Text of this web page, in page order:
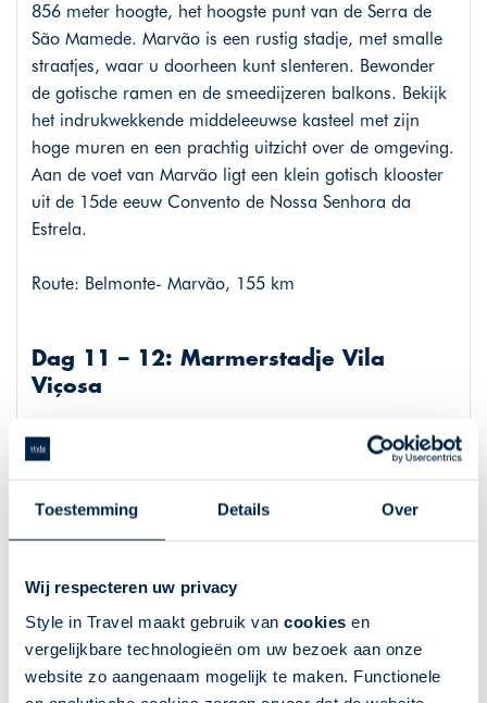
Toestemming Details Over
Wij respecteren uw privacy
Style in Travel maakt gebruik van cookies en
vergelijkbare technologieën om uw bezoek aan onze
website zo aangenaam mogelijk te maken. Functionele
856 meter hoogte, het hoogste punt van de Serra de
São Mamede. Marvão is een rustig stadje, met smalle
straatjes, waar u doorheen kunt slenteren. Bewonder
de gotische ramen en de smeedijzeren balkons. Bekijk
het indrukwekkende middeleeuwse kasteel met zijn
hoge muren en een prachtig uitzicht over de omgeving.
Aan de voet van Marvão ligt een klein gotisch klooster
uit de 15de eeuw Convento de Nossa Senhora da
Estrela.
Route: Belmonte- Marvão, 155 km
Dag 11 – 12: Marmerstadje Vila
Viçosa
Uw volgende stop is het historische Vila Viçosa. Bezoek
het voormalige Paleis van de Hertogen van Bragança,
en volledig bekleed met marmer. Vila Viçosa is ook wel
bekend als de marmer hoofdstad van Portugal, door
typische gele/blauwe randen aan de gevels, ziet u in
Vila Viçosa voornamelijk marmer op deze plekken.
Wandel ook eens door het dorp binnen de
kasteelmuren.